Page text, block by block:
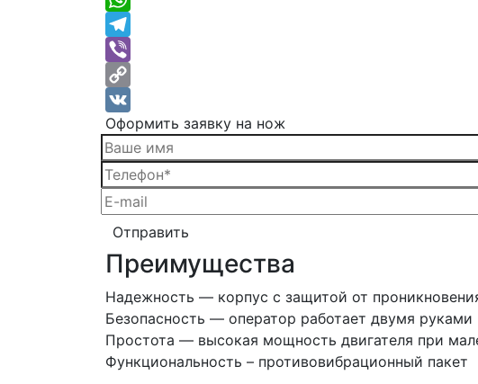
WhatsApp
Telegram
Viber
Copy
Link
VK
Оформить заявку на нож
Преимущества
Надежность — корпус с защитой от
Безопасность — оператор работает двумя руками
Простота — высокая мощность двигателя при
Функциональность – противовибрационный пакет